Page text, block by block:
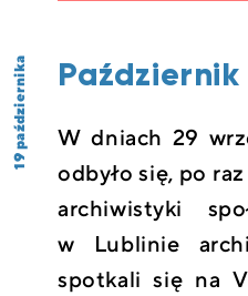
19 października Październik
W dniach 29
odbyło się, po
archiwistyki
w Lublinie
spotkali się na